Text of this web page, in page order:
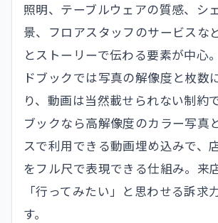
照明、テーブルウェアの質感、シ
景、フロアスタッフのサービスな
とストーリーで伝わる要素が中心
ドブックでは写真の解像度と枚数
り、動画は当然載せられない制約
ブックなら高解像度のカラー写真
スで利用できる動画埋め込みで、
をフル尺で表現できる仕組み。来
「行ってみたい」と思わせる訴求
す。